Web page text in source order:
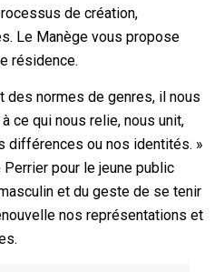
de création,
Le Manège vous propose
résidence.
des normes de genres, il nous
ce qui nous relie, nous unit,
différences ou nos identités. »
pour le jeune public
et du geste de se tenir
nos représentations et